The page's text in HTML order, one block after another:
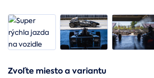
Zvoľte miesto a variantu